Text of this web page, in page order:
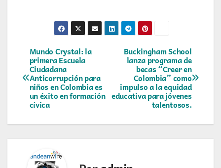
Navegación
de
entradas
Buckingham School
lanza programa de
becas “Creer en
Colombia” como
impulso a la equidad
educativa para jóvenes
talentosos.
Mundo Crystal: la
primera Escuela
Ciudadana
Anticorrupción para
niños en Colombia es
un éxito en formación
cívica